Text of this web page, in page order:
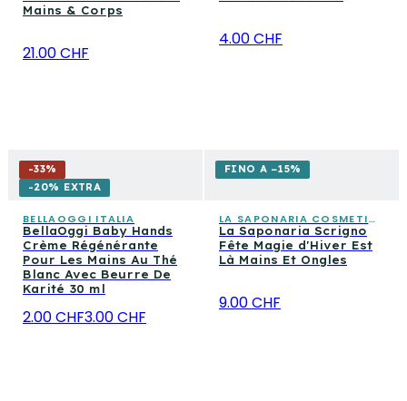
Mains & Corps
21.00 CHF
4.00 CHF
-33%
-20% EXTRA
BELLAOGGI ITALIA
BellaOggi Baby Hands
Crème Régénérante
Pour Les Mains Au Thé
Blanc Avec Beurre De
Karité 30 ml
2.00 CHF3.00 CHF
FINO A −15%
LA SAPONARIA COSMETICA CONSAPEVOLE
La Saponaria Scrigno
Fête Magie d'Hiver Est
Là Mains Et Ongles
9.00 CHF